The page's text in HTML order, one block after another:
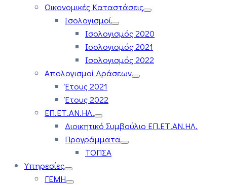
Οικονομικές Καταστάσεις
Ισολογισμοί
Ισολογισμός 2020
Ισολογισμός 2021
Ισολογισμός 2022
Απολογισμοί Δράσεων
Έτους 2021
Έτους 2022
ΕΠ.ΕΤ.ΑΝ.ΗΛ.
Διοικητικό Συμβούλιο ΕΠ.ΕΤ.ΑΝ.ΗΛ.
Προγράμματα
ΤΟΠΣΑ
Υπηρεσίες
ΓΕΜΗ